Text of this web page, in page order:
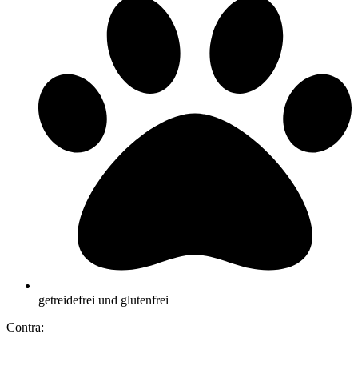
getreidefrei und glutenfrei
Contra: